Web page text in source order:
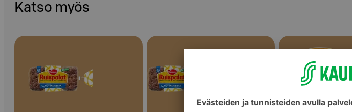
Katso myös